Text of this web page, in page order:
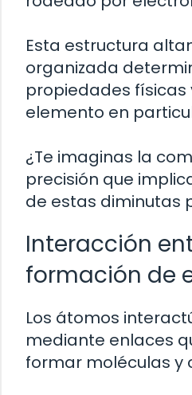
Esta estructura
organizada
propiedades físicas
elemento en
¿Te imaginas la
precisión que
de estas diminutas
Interacción
formación de
Los átomos
mediante enlaces
formar moléculas y